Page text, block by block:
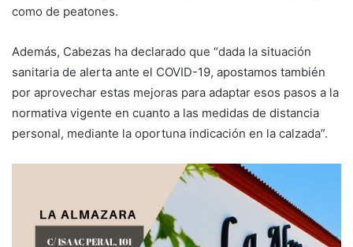
como de peatones.
Además, Cabezas ha declarado que “dada la situación
sanitaria de alerta ante el COVID-19, apostamos también
por aprovechar estas mejoras para adaptar esos pasos a la
normativa vigente en cuanto a las medidas de distancia
personal, mediante la oportuna indicación en la calzada”.